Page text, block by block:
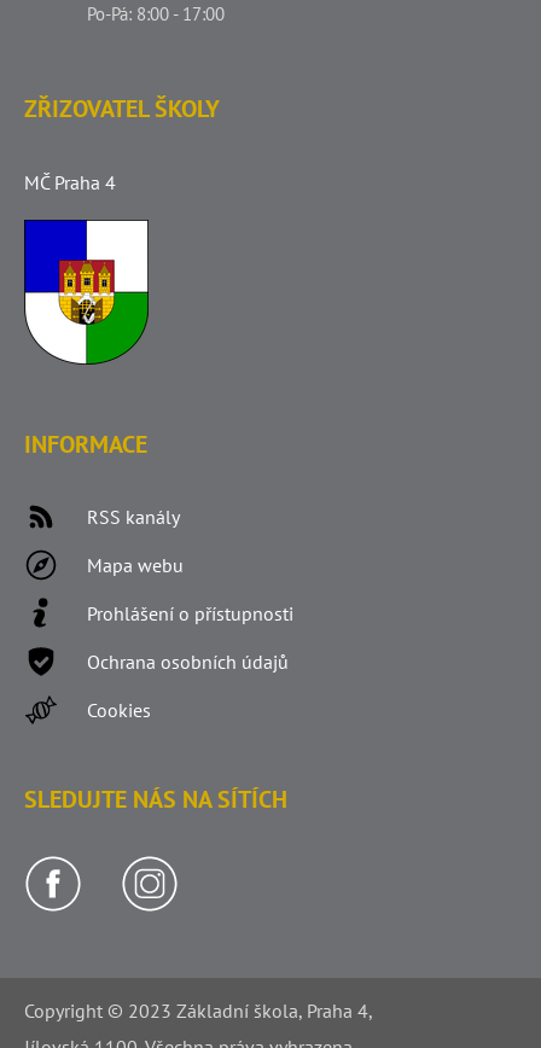
Po-Pá: 8:00 - 17:00
ZŘIZOVATEL ŠKOLY
MČ Praha 4
INFORMACE
RSS kanály
Mapa webu
Prohlášení o přístupnosti
Ochrana osobních údajů
Cookies
SLEDUJTE NÁS NA SÍTÍCH
Copyright © 2023 Základní škola, Praha 4,